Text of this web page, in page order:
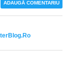
ADAUGĂ COMENTARIU